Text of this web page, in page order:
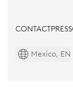
CONTACTPRESS
Mexico, EN